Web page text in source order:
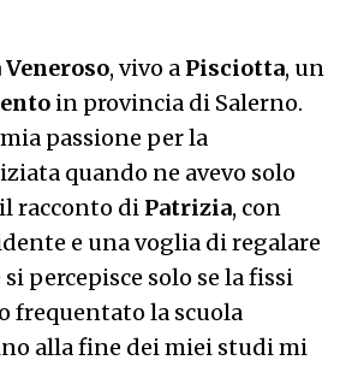
, vivo a Pisciotta, un
in provincia di Salerno.
passione per la
quando ne avevo solo
racconto di Patrizia, con
e una voglia di regalare
si percepisce solo se la fissi
frequentato la scuola
alla fine dei miei studi mi